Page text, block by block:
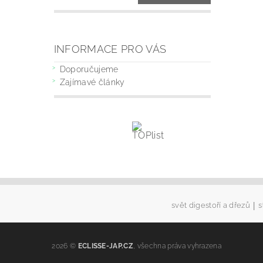
INFORMACE PRO VÁS
Doporučujeme
Zajímavé články
svět digestoří a dřezů |
2026 © ECLISSE-JAP.CZ , všechna práva vyhrazena